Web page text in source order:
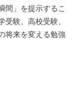
間」を提示するこ
受験、高校受験、
将来を変える勉強